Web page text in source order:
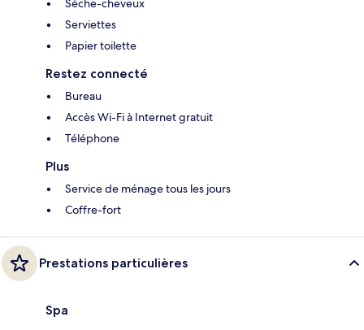
Sèche-cheveux
Serviettes
Papier toilette
Restez connecté
Bureau
Accès Wi-Fi à Internet gratuit
Téléphone
Plus
Service de ménage tous les jours
Coffre-fort
Prestations particulières
Spa